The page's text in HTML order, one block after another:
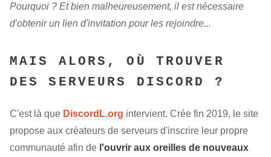
Pourquoi ? Et bien malheureusement, il est nécessaire
d'obtenir un lien d'invitation pour les rejoindre...
MAIS ALORS, OÙ TROUVER
DES SERVEURS DISCORD ?
C'est là que DiscordL.org intervient. Crée fin 2019, le site
propose aux créateurs de serveurs d'inscrire leur propre
communauté afin de l'ouvrir aux oreilles de nouveaux